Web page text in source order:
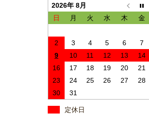
2026年 8月
日
月 火 水 木 金
2
3 4 5 6 7
9
10 11 12 13 14
16
17 18 19 20 21
23
24 25 26 27 28
30
31
定休日